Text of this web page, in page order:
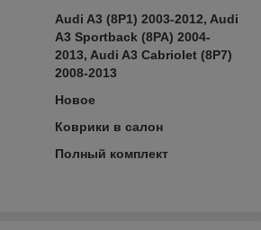
Audi A3 (8P1) 2003-2012, Audi
A3 Sportback (8PA) 2004-
2013, Audi A3 Cabriolet (8P7)
2008-2013
Новое
Коврики в салон
Полный комплект